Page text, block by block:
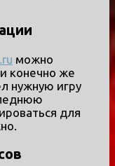
можно
конечно же
нужную игру
для